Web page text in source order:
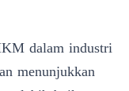
dalam industri
menunjukkan